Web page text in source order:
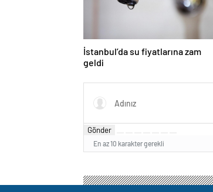
İstanbul’da su fiyatlarına zam
geldi
Gönder
En az 10 karakter gerekli